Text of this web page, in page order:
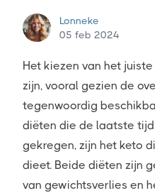
Lonneke
05 feb 2024
Het kiezen van het
zijn, vooral gezien de
tegenwoordig
diëten die de laatste
gekregen, zijn het keto
dieet. Beide diëten zijn
van gewichtsverlies en